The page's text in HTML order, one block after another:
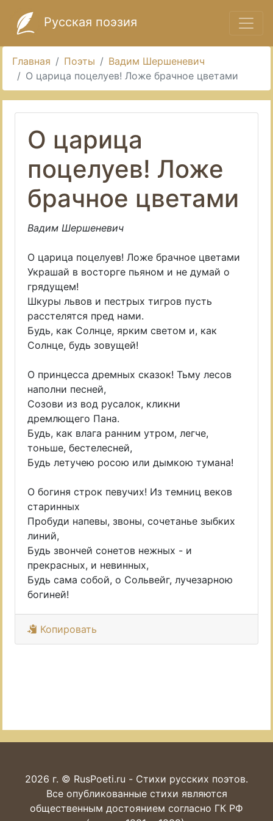
Русская поэзия
Главная Поэты
Вадим Шершеневич
О царица поцелуев! Ложе брачное цветами
О царица
поцелуев! Ложе
брачное цветами
Вадим Шершеневич
О царица поцелуев! Ложе брачное цветами
Украшай в восторге пьяном и не думай о
грядущем!
Шкуры львов и пестрых тигров пусть
расстелятся пред нами.
Будь, как Солнце, ярким светом и, как
Солнце, будь зовущей!
О принцесса дремных сказок! Тьму лесов
наполни песней,
Созови из вод русалок, кликни
дремлющего Пана.
Будь, как влага ранним утром, легче,
тоньше, бестелесней,
Будь летучею росою или дымкою тумана!
О богиня строк певучих! Из темниц веков
старинных
Пробуди напевы, звоны, сочетанье зыбких
линий,
Будь звончей сонетов нежных - и
прекрасных, и невинных,
Будь сама собой, о Сольвейг, лучезарною
богиней!
Копировать
2026 г. © RusPoeti.ru - Стихи русских поэтов.
Все опубликованные стихи являются
общественным достоянием согласно ГК РФ